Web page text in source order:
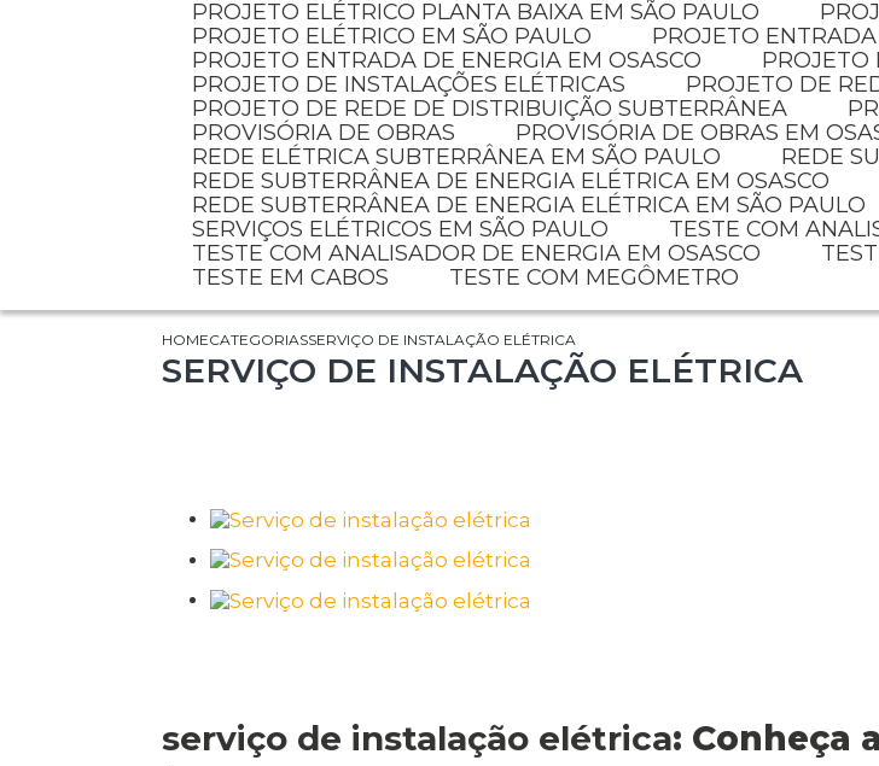
PROJETO ELÉTRICO PLANTA BAIXA EM SÃO PAULO
PROJETO ELÉTRICO EM SÃO PAULO
PROJETO
PROJETO ENTRADA DE ENERGIA EM OSASCO
PROJETO DE INSTALAÇÕES ELÉTRICAS
PROJETO DE
PROJETO DE REDE DE DISTRIBUIÇÃO SUBTERRÂNEA
PROVISÓRIA DE OBRAS
PROVISÓRIA DE OBRAS EM
REDE ELÉTRICA SUBTERRÂNEA EM SÃO PAULO
REDE
REDE SUBTERRÂNEA DE ENERGIA ELÉTRICA EM OSASCO
REDE SUBTERRÂNEA DE ENERGIA ELÉTRICA EM SÃO PAULO
SERVIÇOS ELÉTRICOS EM SÃO PAULO
TESTE COM
TESTE COM ANALISADOR DE ENERGIA EM OSASCO
TESTE EM CABOS
TESTE COM MEGÔMETRO
HOMECATEGORIASSERVIÇO DE INSTALAÇÃO ELÉTRICA
SERVIÇO DE INSTALAÇÃO ELÉTRICA
serviço de instalação elétrica: Conheça